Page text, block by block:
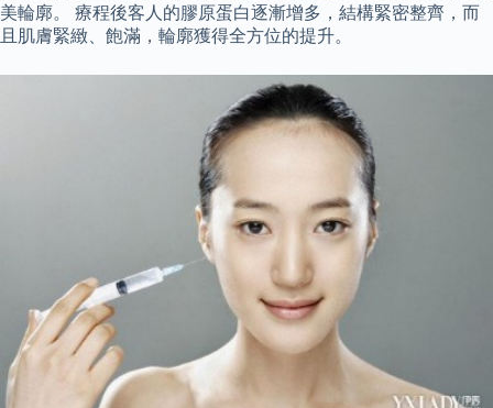
美輪廓。 療程後客人的膠原蛋白逐漸增多，結構緊密整齊，而
且肌膚緊緻、飽滿，輪廓獲得全方位的提升。